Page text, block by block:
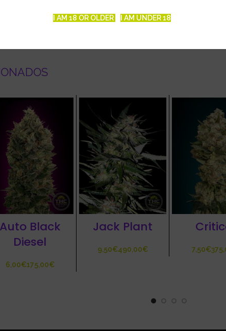
I AM 18 OR OLDER I AM UNDER 18
Auto Black
Diesel
€ €
Jack Plant
€ € €